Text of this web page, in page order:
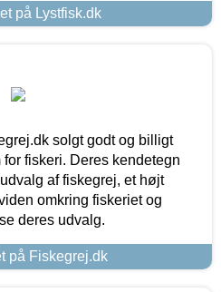
på Lystfisk.dk
solgt godt og billigt
fiskeri. Deres kendetegn
af fiskegrej, et højt
omkring fiskeriet og
deres udvalg.
på Fiskegrej.dk